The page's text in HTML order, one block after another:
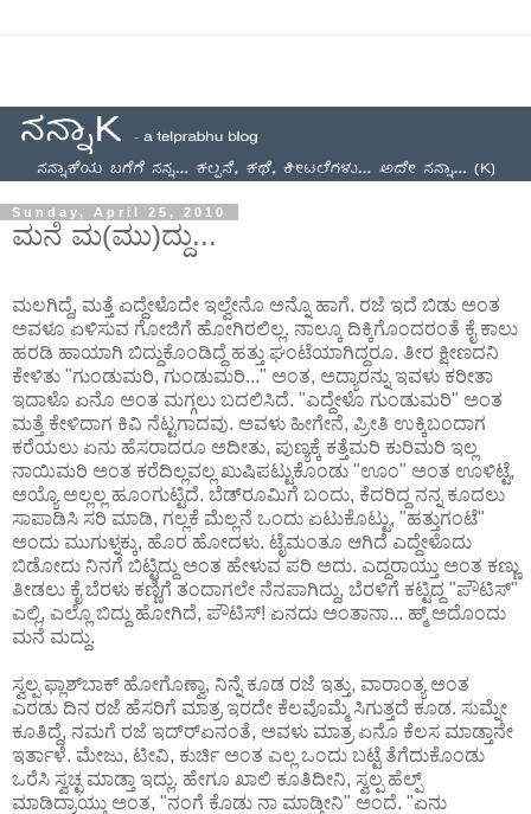
Sunday, April 25, 2010
ಮನೆ ಮ(ಮು)ದ್ದು...
ಮಲಗಿದ್ದೆ, ಮತ್ತೆ ಏದ್ದೇಳೊದೇ ಇಲ್ವೇನೊ ಅನ್ನೊ ಹಾಗೆ. ರಜೆ ಇದೆ ಬಿಡು ಅಂತ
ಅವಳೂ ಏಳಿಸುವ ಗೋಜಿಗೆ ಹೋಗಿರಲಿಲ್ಲ. ನಾಲ್ಕೂ ದಿಕ್ಕಿಗೊಂದರಂತೆ ಕೈ ಕಾಲು
ಹರಡಿ ಹಾಯಾಗಿ ಬಿದ್ದುಕೊಂಡಿದ್ದೆ ಹತ್ತು ಘಂಟೆಯಾಗಿದ್ದರೂ. ತೀರ ಕ್ಷೀಣದನಿ
ಕೇಳಿತು "ಗುಂಡುಮರಿ, ಗುಂಡುಮರಿ..." ಅಂತ, ಅದ್ಯಾರನ್ನು ಇವಳು ಕರೀತಾ
ಇದಾಳೊ ಏನೊ ಅಂತ ಮಗ್ಗಲು ಬದಲಿಸಿದೆ. "ಎದ್ದೇಳೊ ಗುಂಡುಮರಿ" ಅಂತ
ಮತ್ತೆ ಕೇಳಿದಾಗ ಕಿವಿ ನೆಟ್ಟಗಾದವು. ಅವಳು ಹೀಗೇನೆ, ಪ್ರೀತಿ ಉಕ್ಕಿಬಂದಾಗ
ಕರೆಯಲು ಏನು ಹೆಸರಾದರೂ ಅದೀತು, ಪುಣ್ಯಕ್ಕೆ ಕತ್ತೆಮರಿ ಕುರಿಮರಿ ಇಲ್ಲ
ನಾಯಿಮರಿ ಅಂತ ಕರೆದಿಲ್ಲವಲ್ಲ ಖುಷಿಪಟ್ಟುಕೊಂಡು "ಊಂ" ಅಂತ ಊಳಿಟ್ಟೆ,
ಅಯ್ಯೊ ಅಲ್ಲಲ್ಲ ಹೂಂಗುಟ್ಟಿದೆ. ಬೆಡ್‌ರೂಮಿಗೆ ಬಂದು, ಕೆದರಿದ್ದ ನನ್ನ ಕೂದಲು
ಸಾಪಾಡಿಸಿ ಸರಿ ಮಾಡಿ, ಗಲ್ಲಕೆ ಮೆಲ್ಲನೆ ಒಂದು ಏಟುಕೊಟ್ಟು, "ಹತ್ತುಗಂಟೆ"
ಅಂದು ಮುಗುಳ್ನಕ್ಕು, ಹೊರ ಹೋದಳು. ಟೈಮಂತೂ ಆಗಿದೆ ಎದ್ದೇಳೊದು
ಬಿಡೋದು ನಿನಗೆ ಬಿಟ್ಟಿದ್ದು ಅಂತ ಹೇಳುವ ಪರಿ ಅದು. ಎದ್ದರಾಯ್ತು ಅಂತ ಕಣ್ಣು
ತೀಡಲು ಕೈ ಬೆರಳು ಕಣ್ಣಿಗೆ ತಂದಾಗಲೇ ನೆನಪಾಗಿದ್ದು, ಬೆರಳಿಗೆ ಕಟ್ಟಿದ್ದ "ಪೌಟಿಸ್"
ಎಲ್ಲಿ, ಎಲ್ಲೊ ಬಿದ್ದು ಹೋಗಿದೆ, ಪೌಟಿಸ್! ಏನದು ಅಂತಾನಾ... ಹ್ಮ್ ಅದೊಂದು
ಮನೆ ಮದ್ದು.
ಸ್ವಲ್ಪ ಫ್ಲಾಶ್‌ಬಾಕ್ ಹೋಗೊಣ್ವಾ, ನಿನ್ನೆ ಕೂಡ ರಜೆ ಇತ್ತು, ವಾರಾಂತ್ಯ ಅಂತ
ಎರಡು ದಿನ ರಜೆ ಹೆಸರಿಗೆ ಮಾತ್ರ ಇರದೇ ಕೆಲವೊಮ್ಮೆ ಸಿಗುತ್ತದೆ ಕೂಡ. ಸುಮ್ನೇ
ಕೂತಿದ್ದೆ, ನಮಗೆ ರಜೆ ಇದ್ರ್‍ಏನಂತೆ, ಅವಳು ಮಾತ್ರ ಏನೊ ಕೆಲಸ ಮಾಡ್ತಾನೇ
ಇರ್ತಾಳೆ. ಮೇಜು, ಟೀವಿ, ಕುರ್ಚಿ ಅಂತ ಎಲ್ಲ ಒಂದು ಬಟ್ಟೆ ತೆಗೆದುಕೊಂಡು
ಒರೆಸಿ ಸ್ವಚ್ಛ ಮಾಡ್ತಾ ಇದ್ಲು. ಹೇಗೂ ಖಾಲಿ ಕೂತಿದೀನಿ, ಸ್ವಲ್ಪ ಹೆಲ್ಪ್
ಮಾಡಿದ್ರಾಯ್ತು ಅಂತ, "ನಂಗೆ ಕೊಡು ನಾ ಮಾಡ್ತೀನಿ" ಅಂದೆ. "ಏನು